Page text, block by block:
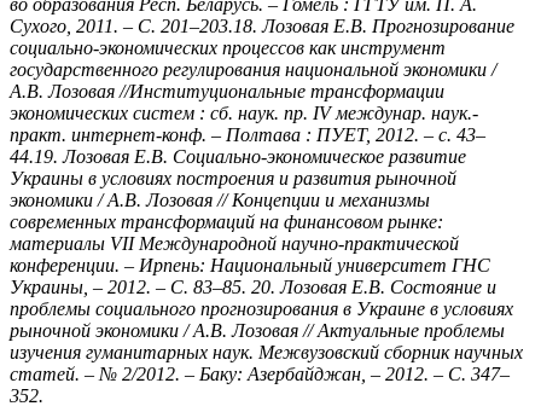
во образования Респ. Беларусь. – Гомель : ГГТУ им. П. А.
Сухого, 2011. – С. 201–203.18. Лозовая Е.В. Прогнозирование
социально-экономических процессов как инструмент
государственного регулирования национальной экономики /
А.В. Лозовая //Институциональные трансформации
экономических систем : сб. наук. пр. IV междунар. наук.-
практ. интернет-конф. – Полтава : ПУЕТ, 2012. – с. 43–
44.19. Лозовая Е.В. Социально-экономическое развитие
Украины в условиях построения и развития рыночной
экономики / А.В. Лозовая // Концепции и механизмы
современных трансформаций на финансовом рынке:
материалы VII Международной научно-практической
конференции. – Ирпень: Национальный университет ГНС
Украины, – 2012. – С. 83–85. 20. Лозовая Е.В. Состояние и
проблемы социального прогнозирования в Украине в условиях
рыночной экономики / А.В. Лозовая // Актуальные проблемы
изучения гуманитарных наук. Межвузовский сборник научных
статей. – № 2/2012. – Баку: Азербайджан, – 2012. – С. 347–
352.